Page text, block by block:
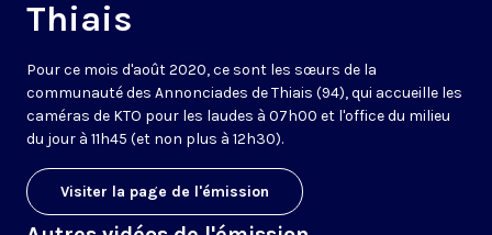
Thiais
Pour ce mois d'août 2020, ce sont les sœurs de la
communauté des Annonciades de Thiais (94), qui accueille les
caméras de KTO pour les laudes à 07h00 et l'office du milieu
du jour à 11h45 (et non plus à 12h30).
Visiter la page de l'émission